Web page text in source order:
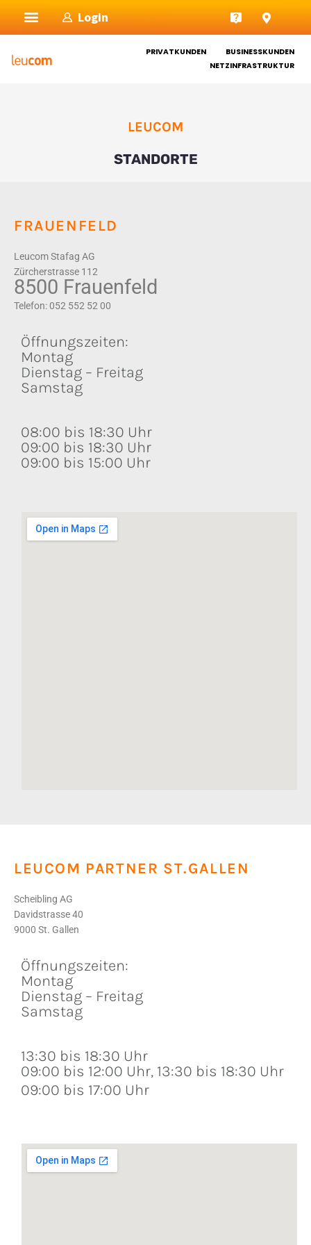
Inhalt
springen
Login
PRIVATKUNDEN
BUSINESSKUNDEN
NETZINFRASTRUKTUR
LEUCOM
STANDORTE
FRAUENFELD
Leucom Stafag AG
Zürcherstrasse 112
8500 Frauenfeld
Telefon: 052 552 52 00
Öffnungszeiten:
Montag
Dienstag – Freitag
Samstag
08:00 bis 18:30 Uhr
09:00 bis 18:30 Uhr
09:00 bis 15:00 Uhr
LEUCOM PARTNER ST.GALLEN
Scheibling AG
Davidstrasse 40
9000 St. Gallen
Öffnungszeiten:
Montag
Dienstag – Freitag
Samstag
13:30 bis 18:30 Uhr
09:00 bis 12:00 Uhr, 13:30 bis 18:30 Uhr
09:00 bis 17:00 Uhr